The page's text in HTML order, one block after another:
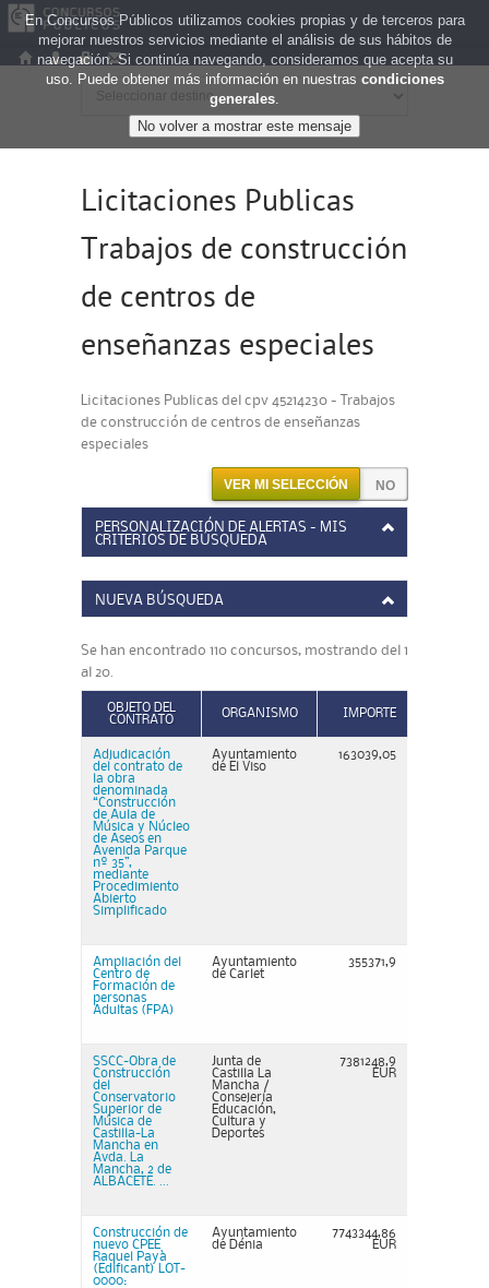
Licitaciones Publicas
Trabajos de construcción
de centros de
enseñanzas especiales
Licitaciones Publicas del cpv 45214230 - Trabajos
de construcción de centros de enseñanzas
especiales
VER MI SELECCIÓN
PERSONALIZACIÓN DE ALERTAS - MIS
CRITERIOS DE BÚSQUEDA
NUEVA BÚSQUEDA
Se han encontrado 110 concursos, mostrando del 1
al 20.
OBJETO DEL
CONTRATO
ORGANISMO IMPORTE
Adjudicación
del contrato de
la obra
denominada
“Construcción
de Aula de
Música y Núcleo
de Aseos en
Avenida Parque
nº 35”,
mediante
Procedimiento
Abierto
Simplificado
Ayuntamiento
de El Viso
163039,05
Ampliación del
Centro de
Formación de
personas
Adultas (FPA)
Ayuntamiento
de Carlet
355371,9
SSCC-Obra de
Construcción
del
Conservatorio
Superior de
Música de
Castilla-La
Mancha en
Avda. La
Mancha, 2 de
ALBACETE. ...
Junta de
Castilla La
Mancha /
Consejería
Educación,
Cultura y
Deportes
7381248,9
EUR
Construcción de
nuevo CPEE
Raquel Payà
(Edificant) LOT-
0000:
Ayuntamiento
de Dénia
7743344,86
EUR
En Concursos Públicos utilizamos cookies propias y de terceros para
mejorar nuestros servicios mediante el análisis de sus hábitos de
navegación. Si continúa navegando, consideramos que acepta su
uso. Puede obtener más información en nuestras condiciones
generales.